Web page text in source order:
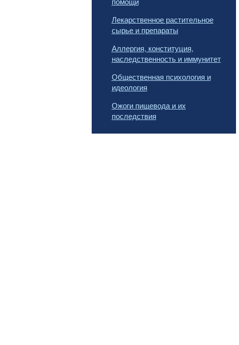
Лекарственное растительное
сырье и препараты
Аллергия, конституция,
наследственность и иммунитет
Общественная психология и
идеология
Ожоги пищевода и их
последствия